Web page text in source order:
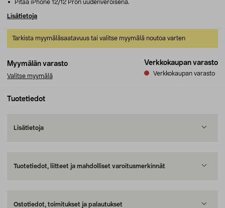
Myymälän varasto
Valitse myymälä
Verkkokaupan varasto
Verkkokaupan varasto
Tarkista myymäläsaatavuus tai valitse myymälä noutoa varten
Pitää iPhone 12/12 Pron uudenveroisena.
Lisätietoja
Tuotetiedot
Lisätietoja
Tuotetiedot, liitteet ja mahdolliset varoitusmerkinnät
Ostotiedot, toimitukset ja palautukset